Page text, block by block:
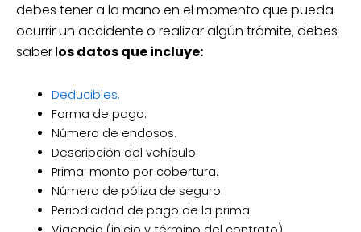
debes tener a la mano en el momento que pueda
ocurrir un accidente o realizar algún trámite, debes
saber los datos que incluye:
Deducibles.
Forma de pago.
Número de endosos.
Descripción del vehículo.
Prima: monto por cobertura.
Número de póliza de seguro.
Periodicidad de pago de la prima.